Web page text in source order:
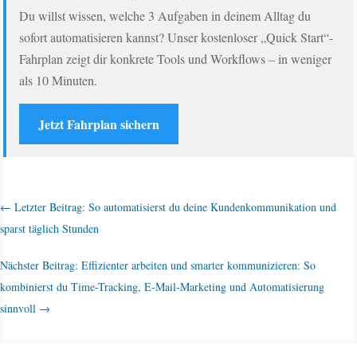
Du willst wissen, welche 3 Aufgaben in deinem Alltag du
sofort automatisieren kannst? Unser kostenloser „Quick Start“-
Fahrplan zeigt dir konkrete Tools und Workflows – in weniger
als 10 Minuten.
Jetzt Fahrplan sichern
← Letzter Beitrag: So automatisierst du deine Kundenkommunikation und
sparst täglich Stunden
Nächster Beitrag: Effizienter arbeiten und smarter kommunizieren: So
kombinierst du Time-Tracking, E-Mail-Marketing und Automatisierung
sinnvoll →